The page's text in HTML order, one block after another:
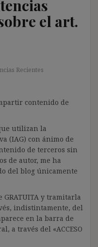
el art.
Recientes
contenido de
utilizan la
(IAG) con ánimo de
de terceros sin
de autor, me ha
del blog únicamente
y tramitarla
indistintamente, del
en la barra de
a través del «ACCESO